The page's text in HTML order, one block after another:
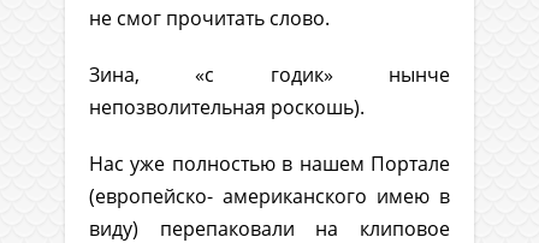
не смог прочитать слово.
Зина, «с годик» нынче
непозволительная роскошь).
Нас уже полностью в нашем Портале
(европейско- американского имею в
виду) перепаковали на клиповое